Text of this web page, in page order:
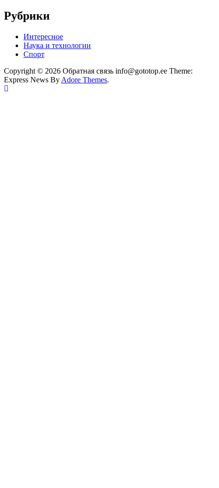
Рубрики
Интересное
Наука и технологии
Спорт
Copyright © 2026 Обратная связь info@gototop.ee Theme:
Express News By Adore Themes.